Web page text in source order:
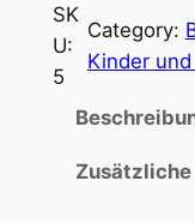
SK
U:
5
Category:
Kinder